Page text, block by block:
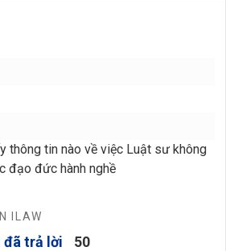
thông tin nào về việc Luật sư không
đạo đức hành nghề
ILAW
đã trả lời 50